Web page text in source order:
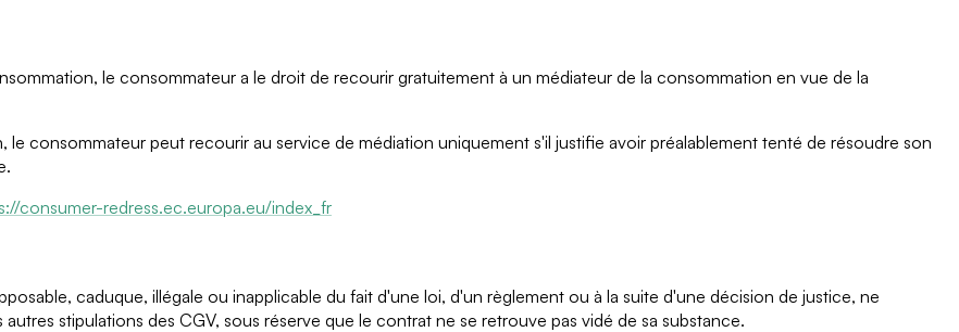
le consommateur a le droit de recourir gratuitement à un médiateur de la consommation en vue de la
consommateur peut recourir au service de médiation uniquement s'il justifie avoir préalablement tenté de résoudre son
consumer-redress.ec.europa.eu/index_fr
caduque, illégale ou inapplicable du fait d'une loi, d'un règlement ou à la suite d'une décision de justice, ne
stipulations des CGV, sous réserve que le contrat ne se retrouve pas vidé de sa substance.